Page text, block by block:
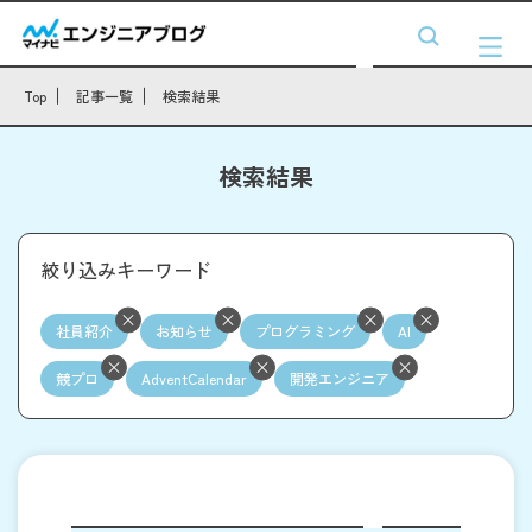
Top 記事一覧 検索結果
検索結果
絞り込みキーワード
社員紹介 お知らせ プログラミング AI
競プロ AdventCalendar 開発エンジニア